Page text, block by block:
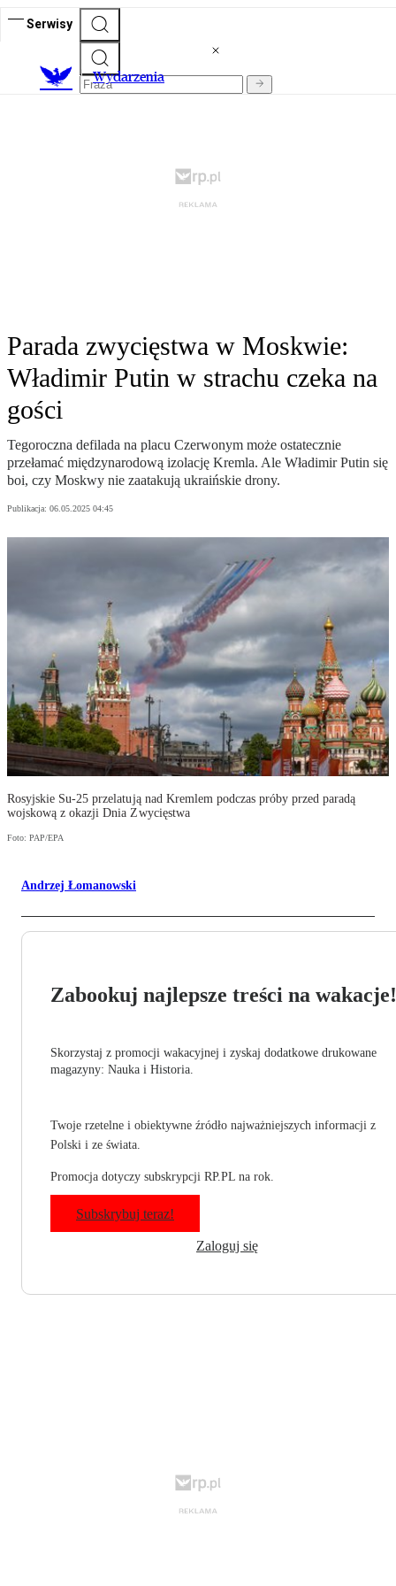
Serwisy
Wydarzenia
Parada zwycięstwa w Moskwie:
Władimir Putin w strachu czeka na
gości
Tegoroczna defilada na placu Czerwonym może ostatecznie
przełamać międzynarodową izolację Kremla. Ale Władimir Putin się
boi, czy Moskwy nie zaatakują ukraińskie drony.
Publikacja: 06.05.2025 04:45
Rosyjskie Su-25 przelatują nad Kremlem podczas próby przed paradą
wojskową z okazji Dnia Zwycięstwa
Foto: PAP/EPA
Andrzej Łomanowski
Zabookuj najlepsze treści na wakacje!
Skorzystaj z promocji wakacyjnej i zyskaj dodatkowe drukowane
magazyny: Nauka i Historia.
Twoje rzetelne i obiektywne źródło najważniejszych informacji z
Polski i ze świata.
Promocja dotyczy subskrypcji RP.PL na rok.
Subskrybuj teraz!
Zaloguj się